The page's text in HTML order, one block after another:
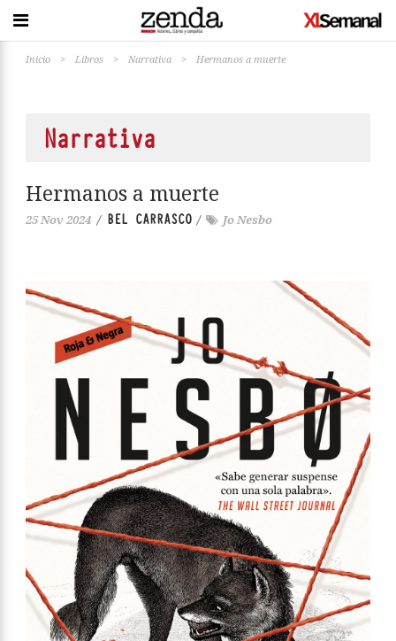
Inicio > Libros > Narrativa > Hermanos a muerte
Narrativa
Hermanos a muerte
25 Nov 2024 / BEL CARRASCO / Jo Nesbo